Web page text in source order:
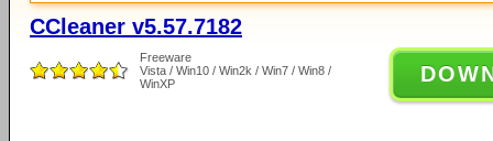
CCleaner v5.57.7182
Freeware
Vista / Win10 / Win2k / Win7 / Win8 /
WinXP